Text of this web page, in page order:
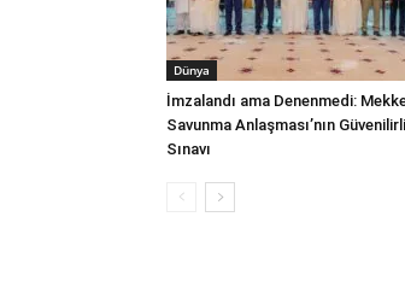
Dünya
İmzalandı ama Denenmedi:
Savunma Anlaşması’nın
Sınavı